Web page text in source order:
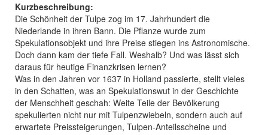
Kurzbeschreibung:
Die Schönheit der Tulpe zog im 17. Jahrhundert die
Niederlande in ihren Bann. Die Pflanze wurde zum
Spekulationsobjekt und ihre Preise stiegen ins Astronomische.
Doch dann kam der tiefe Fall. Weshalb? Und was lässt sich
daraus für heutige Finanzkrisen lernen?
Was in den Jahren vor 1637 in Holland passierte, stellt vieles
in den Schatten, was an Spekulationswut in der Geschichte
der Menschheit geschah: Weite Teile der Bevölkerung
spekulierten nicht nur mit Tulpenzwiebeln, sondern auch auf
erwartete Preissteigerungen, Tulpen-Anteilsscheine und